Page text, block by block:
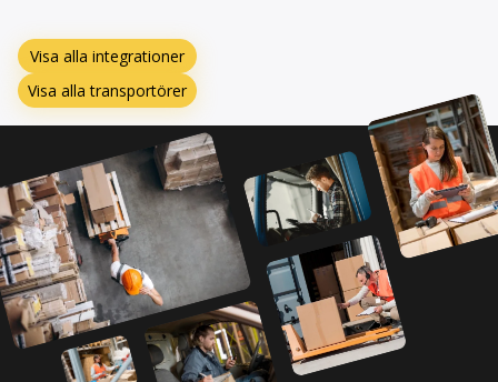
Visa alla integrationer
Visa alla transportörer